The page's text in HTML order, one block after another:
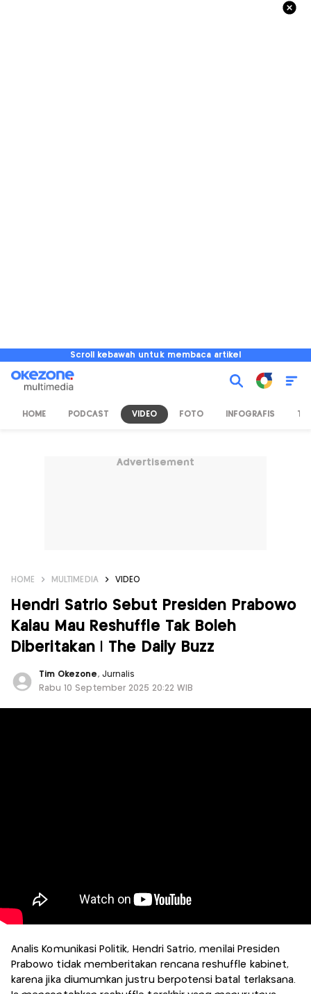
Scroll kebawah untuk membaca artikel
HOME PODCAST VIDEO FOTO INFOGRAFIS TV
Advertisement
HOME MULTIMEDIA VIDEO
Hendri Satrio Sebut Presiden Prabowo
Kalau Mau Reshuffle Tak Boleh
Diberitakan | The Daily Buzz
Tim Okezone , Jurnalis
Rabu 10 September 2025 20:22 WIB
Analis Komunikasi Politik, Hendri Satrio, menilai Presiden
Prabowo tidak memberitakan rencana reshuffle kabinet,
karena jika diumumkan justru berpotensi batal terlaksana.